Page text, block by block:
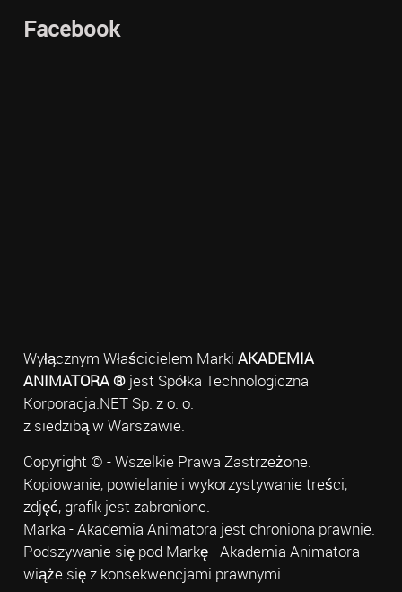
Facebook
Wyłącznym Właścicielem Marki AKADEMIA
ANIMATORA ®jest Spółka Technologiczna
Korporacja.NET Sp. z o. o.
z siedzibą w Warszawie.
Copyright © - Wszelkie Prawa Zastrzeżone.
Kopiowanie, powielanie i wykorzystywanie treści,
zdjęć, grafik jest zabronione.
Marka - Akademia Animatora jest chroniona prawnie.
Podszywanie się pod Markę - Akademia Animatora
wiąże się z konsekwencjami prawnymi.